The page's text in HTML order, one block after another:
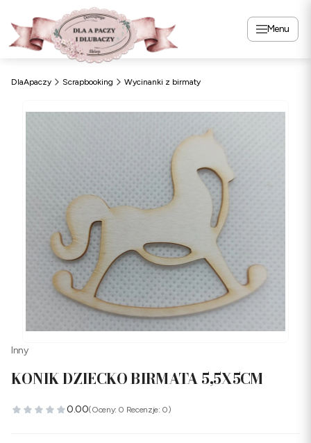
Menu
DlaApaczy Scrapbooking Wycinanki z birmaty
Inny
KONIK DZIECKO BIRMATA 5,5X5CM
0.00(Oceny: 0 Recenzje: 0)